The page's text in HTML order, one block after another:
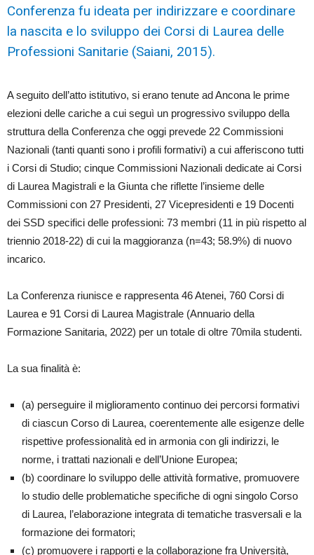
Conferenza fu ideata per indirizzare e coordinare
la nascita e lo sviluppo dei Corsi di Laurea delle
Professioni Sanitarie (Saiani, 2015).
A seguito dell’atto istitutivo, si erano tenute ad Ancona le prime
elezioni delle cariche a cui seguì un progressivo sviluppo della
struttura della Conferenza che oggi prevede 22 Commissioni
Nazionali (tanti quanti sono i profili formativi) a cui afferiscono tutti
i Corsi di Studio; cinque Commissioni Nazionali dedicate ai Corsi
di Laurea Magistrali e la Giunta che riflette l’insieme delle
Commissioni con 27 Presidenti, 27 Vicepresidenti e 19 Docenti
dei SSD specifici delle professioni: 73 membri (11 in più rispetto al
triennio 2018-22) di cui la maggioranza (n=43; 58.9%) di nuovo
incarico.
La Conferenza riunisce e rappresenta 46 Atenei, 760 Corsi di
Laurea e 91 Corsi di Laurea Magistrale (Annuario della
Formazione Sanitaria, 2022) per un totale di oltre 70mila studenti.
La sua finalità è:
(a) perseguire il miglioramento continuo dei percorsi formativi
di ciascun Corso di Laurea, coerentemente alle esigenze delle
rispettive professionalità ed in armonia con gli indirizzi, le
norme, i trattati nazionali e dell’Unione Europea;
(b) coordinare lo sviluppo delle attività formative, promuovere
lo studio delle problematiche specifiche di ogni singolo Corso
di Laurea, l’elaborazione integrata di tematiche trasversali e la
formazione dei formatori;
(c) promuovere i rapporti e la collaborazione fra Università,